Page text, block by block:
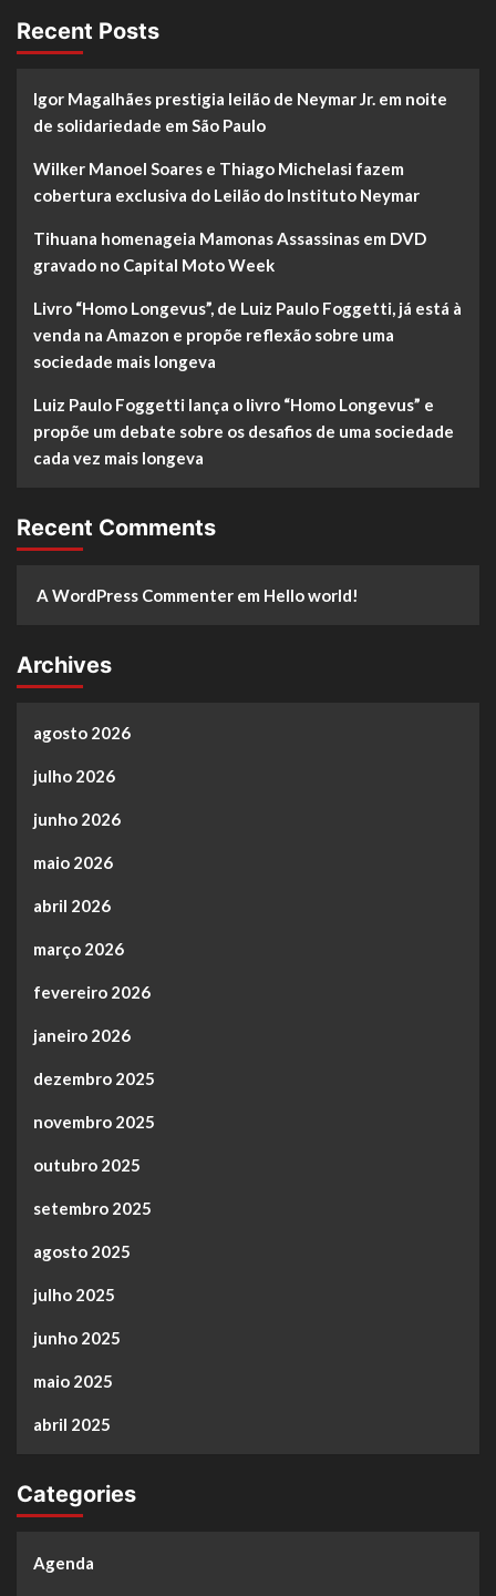
Recent Posts
Igor Magalhães prestigia leilão de Neymar Jr. em noite
de solidariedade em São Paulo
Wilker Manoel Soares e Thiago Michelasi fazem
cobertura exclusiva do Leilão do Instituto Neymar
Tihuana homenageia Mamonas Assassinas em DVD
gravado no Capital Moto Week
Livro “Homo Longevus”, de Luiz Paulo Foggetti, já está à
venda na Amazon e propõe reflexão sobre uma
sociedade mais longeva
Luiz Paulo Foggetti lança o livro “Homo Longevus” e
propõe um debate sobre os desafios de uma sociedade
cada vez mais longeva
Recent Comments
A WordPress Commenter em Hello world!
Archives
agosto 2026
julho 2026
junho 2026
maio 2026
abril 2026
março 2026
fevereiro 2026
janeiro 2026
dezembro 2025
novembro 2025
outubro 2025
setembro 2025
agosto 2025
julho 2025
junho 2025
maio 2025
abril 2025
Categories
Agenda